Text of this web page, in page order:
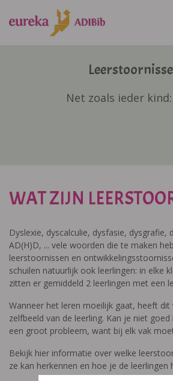
Net zoals ieder
WAT ZIJN
Dyslexie, dyscalculie, dysfasie, dysgrafie,
AD(H)D, ... vele woorden die te maken
leerstoornissen en
schuilen natuurlijk ook leerlingen: in elke
zitten er gemiddeld 2 leerlingen met een
Wanneer het leren moeilijk gaat, heeft
zelfbeeld van de leerling. Kan je niet goed
een groot probleem, want bij elk vak
Bekijk hier informatie over welke
ze kan herkennen en hoe je de